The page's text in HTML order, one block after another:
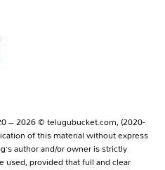
– 2026 © telugubucket.com, (2020-
of this material without express
author and/or owner is strictly
used, provided that full and clear